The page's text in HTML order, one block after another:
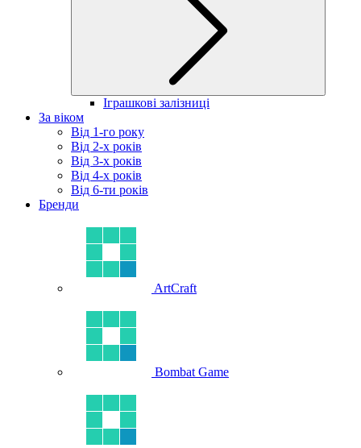
Іграшкові залізниці
За віком
Від 1-го року
Від 2-х років
Від 3-х років
Від 4-х років
Від 6-ти років
Бренди
ArtCraft
Bombat Game